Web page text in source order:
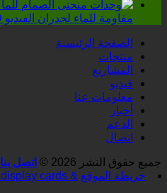
مقاومة للماء لجدران الفيديو LED الإبداعية
الصفحة الرئيسية
منتجات
المشاريع
فيديو
معلومات عنا
أخبار
الدعم
اتصال
جميع حقوق النشر 2026 ©
اتصل بنا
خريطة الموقع & Led display cards